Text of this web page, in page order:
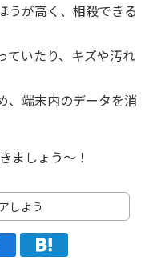
うが高く、相殺できる
ていたり、キズや汚れ
端末内のデータを消
ましょう～！
しよう